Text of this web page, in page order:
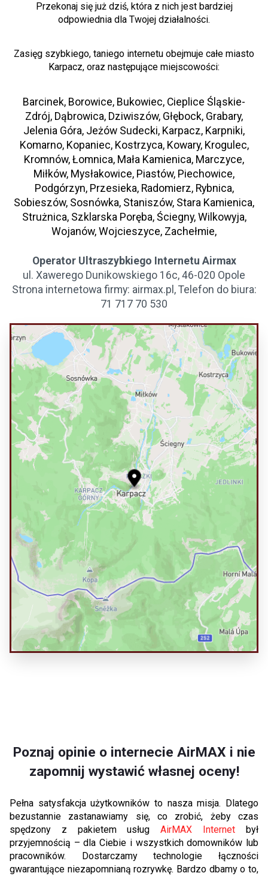
Przekonaj się już dziś, która z nich jest bardziej
odpowiednia dla Twojej działalności.
Zasięg szybkiego, taniego internetu obejmuje całe miasto
Karpacz, oraz następujące miejscowości:
Barcinek, Borowice, Bukowiec, Cieplice Śląskie-
Zdrój, Dąbrowica, Dziwiszów, Głębock, Grabary,
Jelenia Góra, Jeżów Sudecki, Karpacz, Karpniki,
Komarno, Kopaniec, Kostrzyca, Kowary, Krogulec,
Kromnów, Łomnica, Mała Kamienica, Marczyce,
Miłków, Mysłakowice, Piastów, Piechowice,
Podgórzyn, Przesieka, Radomierz, Rybnica,
Sobieszów, Sosnówka, Staniszów, Stara Kamienica,
Strużnica, Szklarska Poręba, Ściegny, Wilkowyja,
Wojanów, Wojcieszyce, Zachełmie,
Operator Ultraszybkiego Internetu Airmax
ul. Xawerego Dunikowskiego 16c, 46-020 Opole
Strona internetowa firmy: airmax.pl, Telefon do biura:
71 717 70 530
Poznaj opinie o internecie AirMAX i nie
zapomnij wystawić własnej oceny!
Pełna satysfakcja użytkowników to nasza misja. Dlatego
bezustannie zastanawiamy się, co zrobić, żeby czas
spędzony z pakietem usługAirMAX Internet był
przyjemnością – dla Ciebie i wszystkich domowników lub
pracowników. Dostarczamy technologie łączności
gwarantujące niezapomnianą rozrywkę. Bardzo dbamy o to,